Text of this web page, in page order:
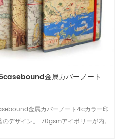
金属カバーノート
金属カバーノート4cカラー印
のデザイン。 70gsmアイボリーが内。